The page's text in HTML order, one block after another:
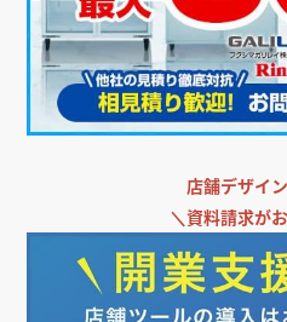
店舗デザイ
＼資料請求が